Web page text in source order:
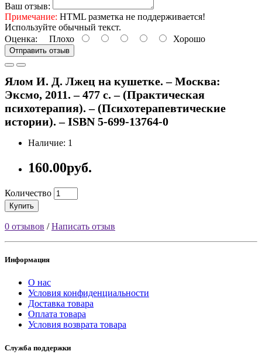
Ваш отзыв:
Примечание: HTML разметка не поддерживается!
Используйте обычный текст.
Оценка: Плохо Хорошо
Отправить отзыв
Ялом И. Д. Лжец на кушетке. – Москва:
Эксмо, 2011. – 477 с. – (Практическая
психотерапия). – (Психотерапевтические
истории). – ISBN 5-699-13764-0
Наличие: 1
160.00руб.
Количество
Купить
0 отзывов /Написать отзыв
Информация
О нас
Условия конфиденциальности
Доставка товара
Оплата товара
Условия возврата товара
Служба поддержки